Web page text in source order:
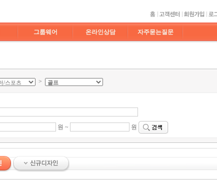
그룹웨어 온라인상담 자주묻는질문
>
원 ~ 원